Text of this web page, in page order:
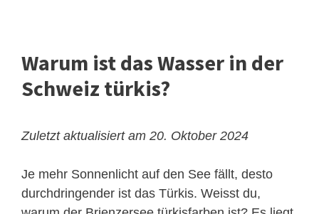
Warum ist das Wasser in der
Schweiz türkis?
Zuletzt aktualisiert am 20. Oktober 2024
Je mehr Sonnenlicht auf den See fällt, desto
durchdringender ist das Türkis. Weisst du,